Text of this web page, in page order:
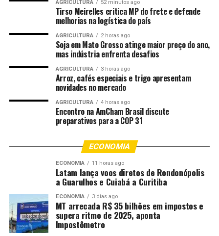
O Corpo de Bombeiros ressalta que, em casos
envolvendo animais silvestres, o cidadão deve entrar em
contato pelo 193 solicitando auxílio e, em nenhuma
hipótese, deve tentar capturar o animal de forma
Governo MT – MT
Comentários
BOMBEIROS
CURICACA
DESTAQUE
FERIDA MATO
MATO-GROSSO
(Para domingo) Obras de construção da nova sede do
Cermac e MT Hemocentro chegam a 78% de conclusão
DON'T MISS
Delegação formada por policiais do 4º e 11º Comando
Regional é pentacampeã dos Jogos Olímpicos da PM
AGRICULTURA 52 minutos ago
Tirso Meirelles critica MP do frete e defende
melhorias na logística do país
AGRICULTURA 2 horas ago
Soja em Mato Grosso atinge maior preço do ano,
mas indústria enfrenta desafios
AGRICULTURA 3 horas ago
Arroz, cafés especiais e trigo apresentam
novidades no mercado
AGRICULTURA 4 horas ago
Encontro na AmCham Brasil discute
preparativos para a COP 31
ECONOMIA
ECONOMIA 11 horas ago
Latam lança voos diretos de Rondonópolis
a Guarulhos e Cuiabá a Curitiba
ECONOMIA 3 dias ago
MT arrecada R$ 35 bilhões em impostos e
supera ritmo de 2025, aponta
Impostômetro